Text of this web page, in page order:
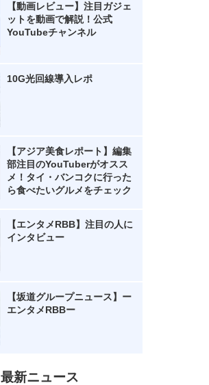
【動画レビュー】注目ガジェ
ットを動画で解説！公式
YouTubeチャンネル
10G光回線導入レポ
【アジア美食レポート】編集
部注目のYouTuberがオスス
メ！タイ・バンコクに行った
ら食べたいグルメをチェック
【エンタメRBB】注目の人に
インタビュー
【坂道グループニュース】ー
エンタメRBBー
最新ニュース